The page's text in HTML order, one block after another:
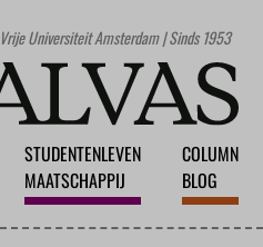
Universiteit Amsterdam | Sinds 1953
STUDENTENLEVEN
MAATSCHAPPIJ
COLUMN
BLOG